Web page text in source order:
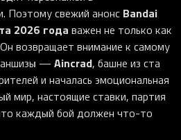
Поэтому свежий анонс Bandai
2026 года важен не только как
возвращает внимание к самому
— Aincrad, башне из ста
и началась эмоциональная
мир, настоящие ставки, партия
каждый бой должен что-то